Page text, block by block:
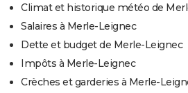
Climat et historique météo de
Salaires à Merle-Leignec
Dette et budget de Merle-Leignec
Impôts à Merle-Leignec
Crèches et garderies à Merle-